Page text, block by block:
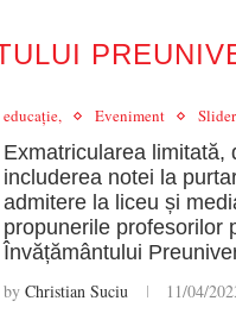
educație, Eveniment Slider
Exmatricularea limitată,
includerea notei la
admitere la liceu și
propunerile profesorilor
Învățământului
by Christian Suciu 11/04/